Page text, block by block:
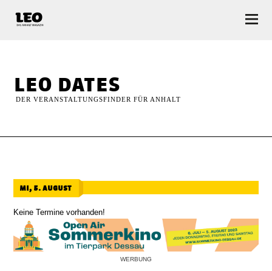
leo dates
DER VERANSTALTUNGSFINDER FÜR ANHALT
mi, 5. august
Keine Termine vorhanden!
WERBUNG